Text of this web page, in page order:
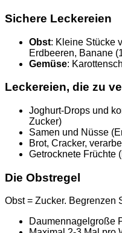
Sichere Leckereien
Obst: Kleine Stücke
Erdbeeren, Banane
Gemüse:
Leckereien, die zu
Joghurt-Drops und
Zucker)
Samen und Nüsse
Brot, Cracker,
Getrocknete Früchte
Die Obstregel
Obst = Zucker. Begrenzen
Daumennagelgroße